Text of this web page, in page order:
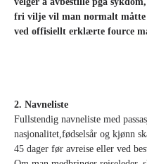
fri vilje vil man normalt måtte
ved offisiellt erklærte fource
2. Navneliste
Fullstendig navneliste med
nasjonalitet,fødselsår og kjønn
45 dager før avreise eller ved